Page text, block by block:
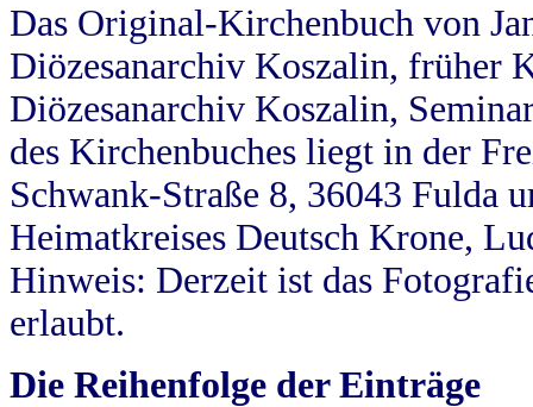
Das Original-Kirchenbuch von
Diözesanarchiv Koszalin, früher
Diözesanarchiv Koszalin,
des Kirchenbuches liegt in der
Schwank-Straße 8, 36043 Fulda
Heimatkreises Deutsch Krone,
Hinweis: Derzeit ist das
erlaubt.
Die Reihenfolge der Einträge